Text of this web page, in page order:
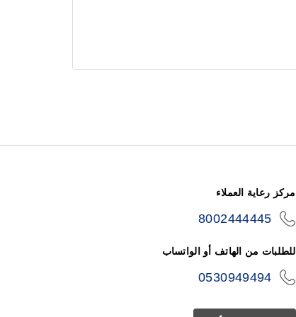
مركز رعاية العملاء
8002444445
للطلبات من الهاتف أو الواتساب
0530949494